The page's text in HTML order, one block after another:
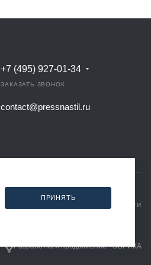
+7 (495) 927-01-34
ЗАКАЗАТЬ ЗВОНОК
contact@pressnastil.ru
ПОЛИТИКА КОНФИДЕНЦИАЛЬНОСТИ
Разработка и продвижение - ЭВРИКА
ПРИНЯТЬ